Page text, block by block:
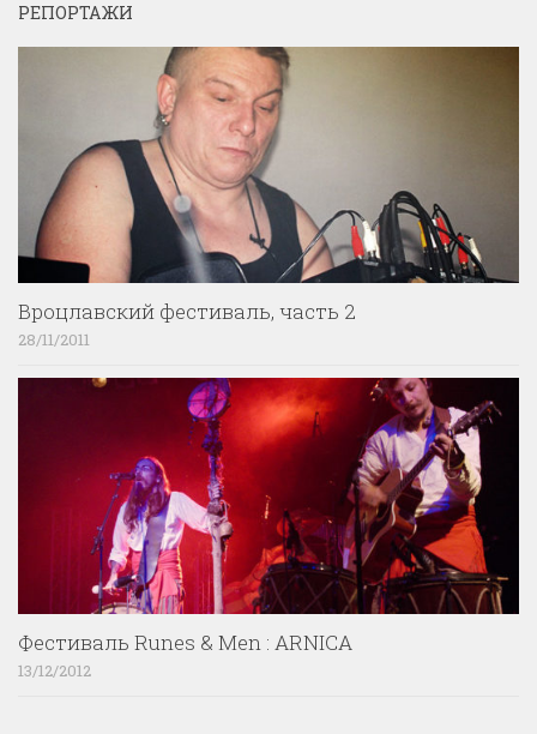
РЕПОРТАЖИ
Вроцлавский фестиваль, часть 2
28/11/2011
Фестиваль Runes & Men : ARNICA
13/12/2012